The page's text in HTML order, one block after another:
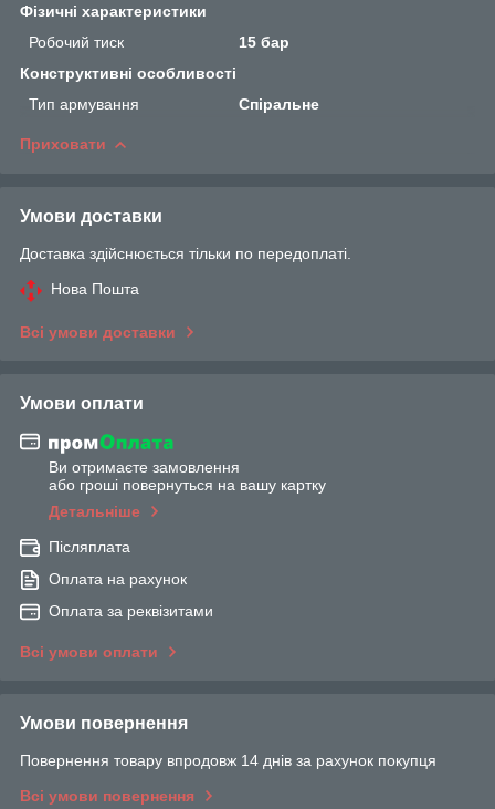
Фізичні характеристики
Робочий тиск
15 бар
Конструктивні особливості
Тип армування
Спіральне
Приховати
Умови доставки
Доставка здійснюється тільки по передоплаті.
Нова Пошта
Всі умови доставки
Умови оплати
Ви отримаєте замовлення
або гроші повернуться на вашу картку
Детальніше
Післяплата
Оплата на рахунок
Оплата за реквізитами
Всі умови оплати
Умови повернення
Повернення товару впродовж 14 днів за рахунок покупця
Всі умови повернення